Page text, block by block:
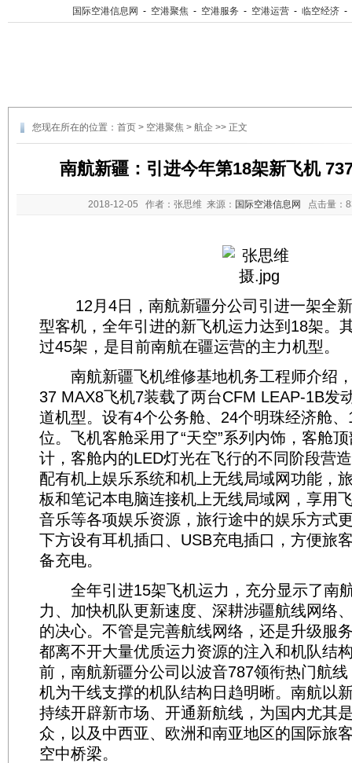
国际空港信息网 - 空港聚焦 - 空港服务 - 空港运营 - 临空经济 -
您现在所在的位置： 首页 > 空港聚焦 > 航企 >> 正文
南航新疆：引进今年第18架新飞机
2018-12-05 作者：张思维 来源： 国际空港信息网 点击量：
12月4日，南航新疆分公司引进一架全新
型客机，全年引进的新飞机运力达到18架。
过45架，是目前南航在疆运营的主力机型。
南航新疆飞机维修基地机务工程师介绍
37 MAX8飞机7装载了两台CFM LEAP-1B发
道机型。设有4个公务舱、24个明珠经济舱
位。飞机客舱采用了“天空”系列内饰，客舱
计，客舱内的LED灯光在飞行的不同阶段营
配有机上娱乐系统和机上无线局域网功能，
板和笔记本电脑连接机上无线局域网，享用
音乐等各项娱乐资源，旅行途中的娱乐方式
下方设有耳机插口、USB充电插口，方便旅
备充电。
全年引进15架飞机运力，充分显示了南
力、加快机队更新速度、深耕涉疆航线网络
的决心。不管是完善航线网络，还是升级服
都离不开大量优质运力资源的注入和机队结
前，南航新疆分公司以波音787领衔热门航
机为干线支撑的机队结构日趋明晰。南航以
持续开辟新市场、开通新航线，为国内尤其
众，以及中西亚、欧洲和南亚地区的国际旅
空中桥梁。